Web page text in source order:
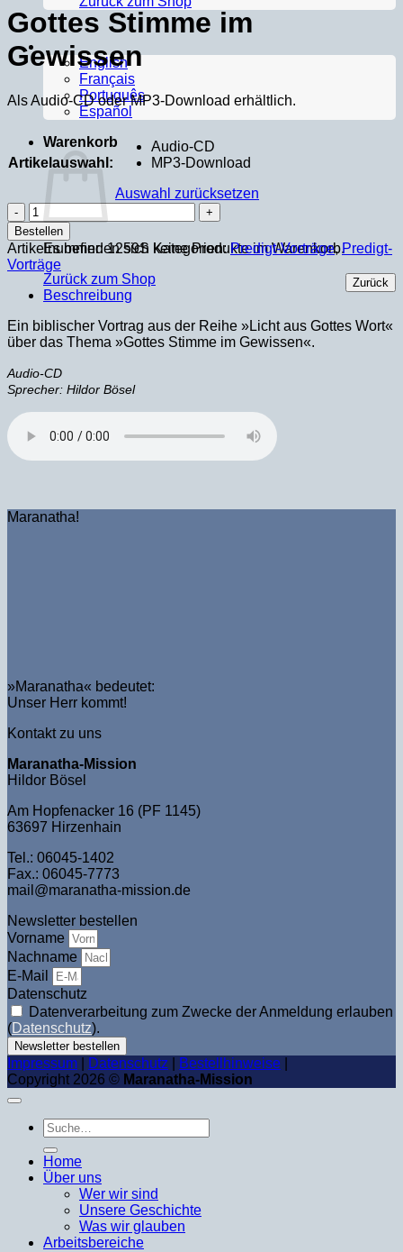
English
Français
Português
Español
Warenkorb
Es befinden sich keine Produkte im Warenkorb.
Zurück zum Shop
Gottes Stimme im
Gewissen
Als Audio-CD oder MP3-Download erhältlich.
Artikelauswahl:
Audio-CD
MP3-Download
Auswahl zurücksetzen
Gottes
Stimme
im
Gewissen
Menge
Bestellen
Artikelnummer:1259S Kategorien:Predigt-Vorträge,Predigt-
Vorträge
Zurück
Beschreibung
Ein biblischer Vortrag aus der Reihe »Licht aus Gottes Wort«
über das Thema »Gottes Stimme im Gewissen«.
Audio-CD
Sprecher: Hildor Bösel
Maranatha!
»Maranatha« bedeutet:
Unser Herr kommt!
Kontakt zu uns
Maranatha-Mission
Hildor Bösel
Am Hopfenacker 16 (PF 1145)
63697 Hirzenhain
Tel.: 06045-1402
Fax.: 06045-7773
mail@maranatha-mission.de
Newsletter bestellen
Vorname
Nachname
E-Mail
Datenschutz
Datenverarbeitung zum Zwecke der Anmeldung erlauben
(Datenschutz).
Newsletter bestellen
Impressum Datenschutz Bestellhinweise
Copyright 2026 © Maranatha-Mission
Suche
nach:
Home
Über uns
Wer wir sind
Unsere Geschichte
Was wir glauben
Arbeitsbereiche